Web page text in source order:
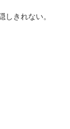
しきれない。